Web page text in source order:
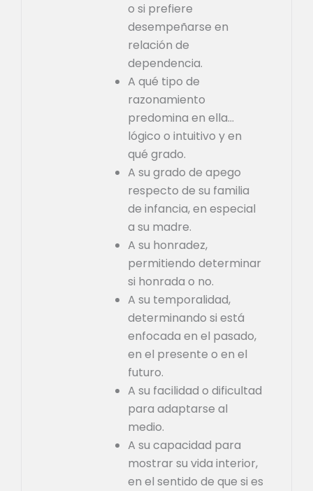
o si prefiere
desempeñarse en
relación de
dependencia.
A qué tipo de
razonamiento
predomina en ella…
lógico o intuitivo y en
qué grado.
A su grado de apego
respecto de su familia
de infancia, en especial
a su madre.
A su honradez,
permitiendo determinar
si honrada o no.
A su temporalidad,
determinando si está
enfocada en el pasado,
en el presente o en el
futuro.
A su facilidad o dificultad
para adaptarse al
medio.
A su capacidad para
mostrar su vida interior,
en el sentido de que si es